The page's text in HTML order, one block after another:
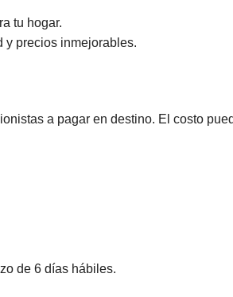
tu hogar.
y precios inmejorables.
a pagar en destino. El costo
de 6 días hábiles.